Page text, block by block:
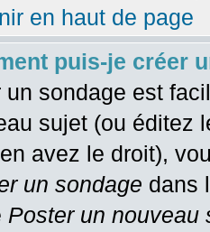
en haut de page
puis-je créer
un sondage est
sujet (ou éditez
avez le droit),
un sondage dans
Poster un nouveau